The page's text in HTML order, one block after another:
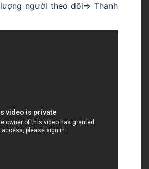
người theo dõi=> Thanh